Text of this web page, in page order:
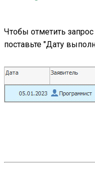
Чтобы отметить
поставьте "Дату